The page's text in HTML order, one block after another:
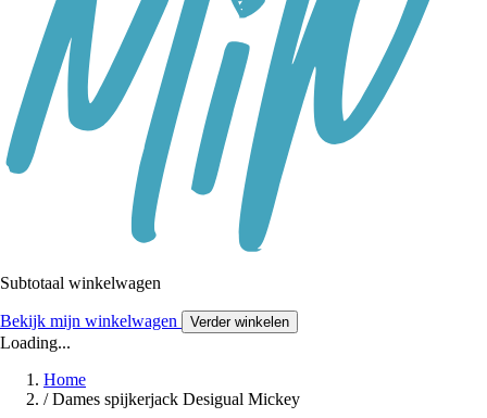
Subtotaal winkelwagen
Bekijk mijn winkelwagen Verder winkelen
Loading...
Home
/ Dames spijkerjack Desigual Mickey